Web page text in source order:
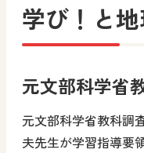
学び！と
元文部科学省
元文部科学省教科調
夫先生が学習指導要